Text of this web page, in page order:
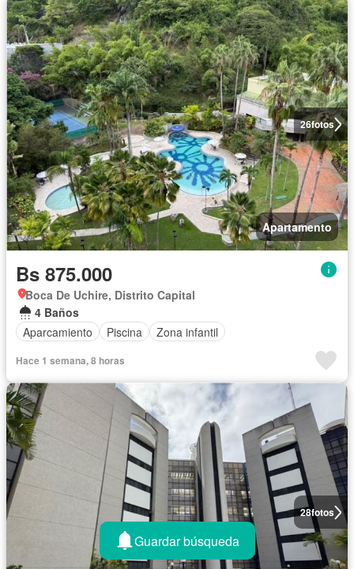
26fotos
Apartamento
Bs 875.000
Boca De Uchire, Distrito Capital
4 Baños
Aparcamiento
Piscina Zona infantil
Hace 1 semana, 8 horas
28fotos
Guardar búsqueda